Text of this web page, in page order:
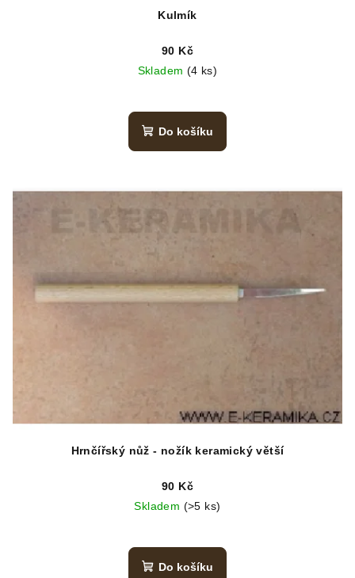
Kulmík
90 Kč
Skladem (4 ks)
Do košíku
Hrnčířský nůž - nožík keramický větší
90 Kč
Skladem (>5 ks)
Do košíku